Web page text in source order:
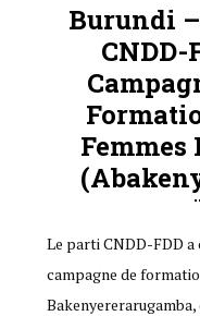
Burundi
CNDD-
Femmes
Le parti CNDD-FDD
campagne de